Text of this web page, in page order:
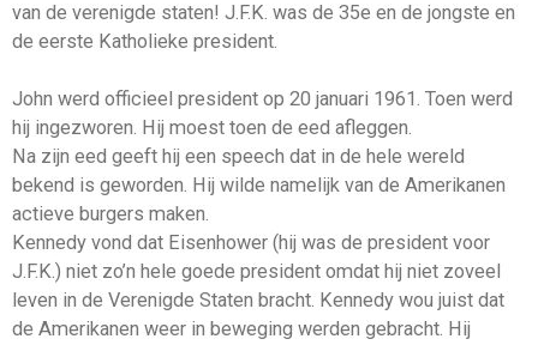
van de verenigde staten! J.F.K. was de 35e en de jongste en
de eerste Katholieke president.
John werd officieel president op 20 januari 1961. Toen werd
hij ingezworen. Hij moest toen de eed afleggen.
Na zijn eed geeft hij een speech dat in de hele wereld
bekend is geworden. Hij wilde namelijk van de Amerikanen
actieve burgers maken.
Kennedy vond dat Eisenhower (hij was de president voor
J.F.K.) niet zo’n hele goede president omdat hij niet zoveel
leven in de Verenigde Staten bracht. Kennedy wou juist dat
de Amerikanen weer in beweging werden gebracht. Hij